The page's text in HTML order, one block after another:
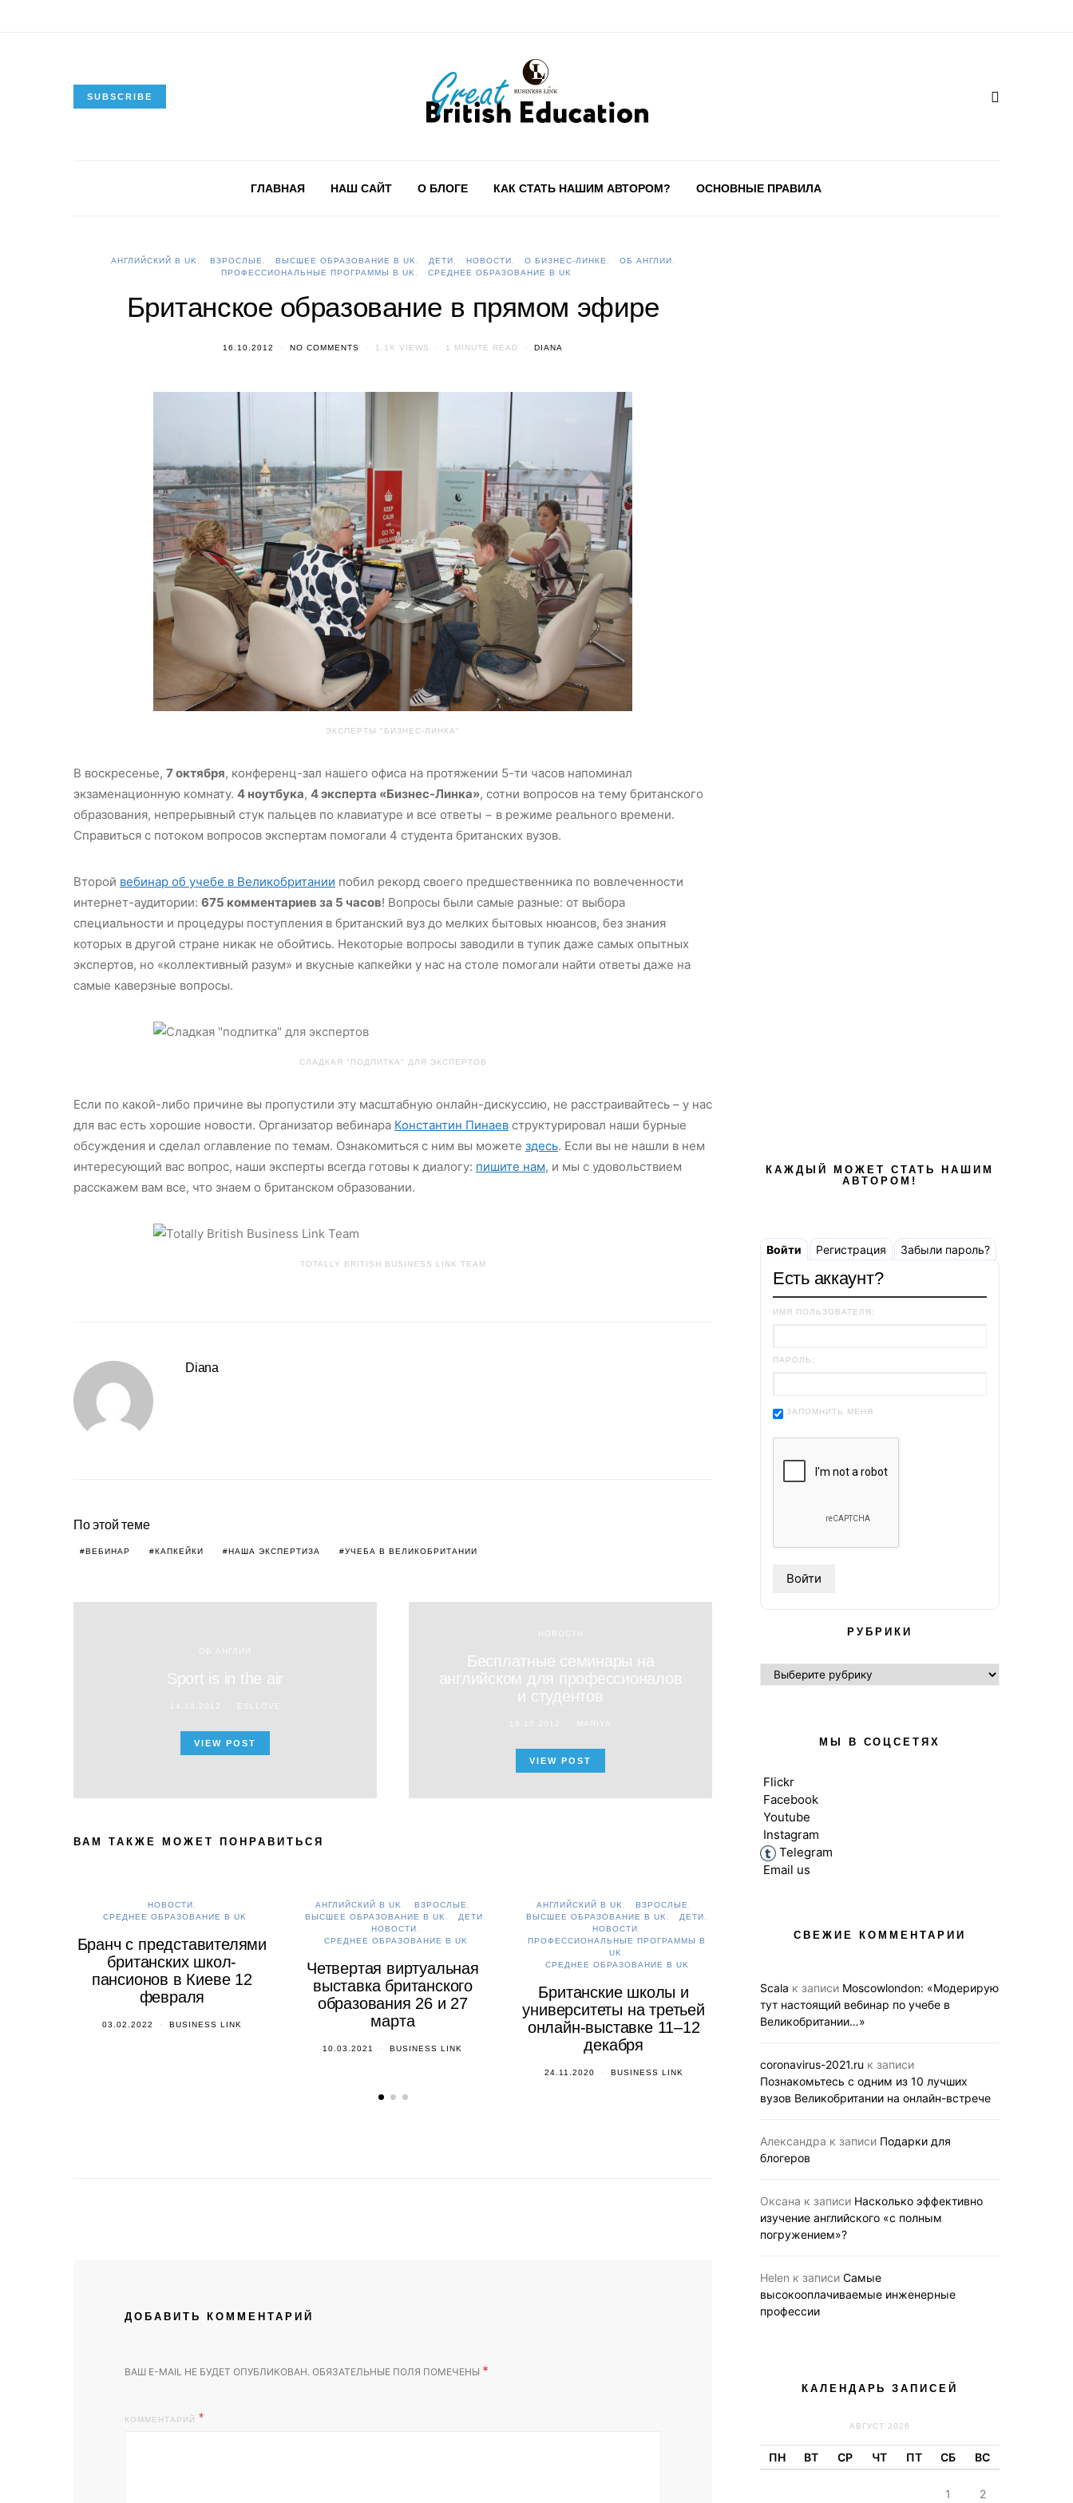
SUBSCRIBE
ГЛАВНАЯ НАШ САЙТ О БЛОГЕ КАК СТАТЬ НАШИМ АВТОРОМ? ОСНОВНЫЕ ПРАВИЛА
АНГЛИЙСКИЙ В UK ВЗРОСЛЫЕ ВЫСШЕЕ ОБРАЗОВАНИЕ В UK ДЕТИ НОВОСТИ О БИЗНЕС-ЛИНКЕ
ОБ АНГЛИИ
ПРОФЕССИОНАЛЬНЫЕ ПРОГРАММЫ В UK
СРЕДНЕЕ ОБРАЗОВАНИЕ В UK
Британское образование в прямом эфире
16.10.2012 NO COMMENTS 1.1K VIEWS 1 MINUTE READ DIANA
ЭКСПЕРТЫ "БИЗНЕС-ЛИНКА"
В воскресенье, 7 октября, конференц-зал нашего офиса на протяжении 5-ти часов напоминал
экзаменационную комнату. 4 ноутбука, 4 эксперта «Бизнес-Линка», сотни вопросов на тему британского
образования, непрерывный стук пальцев по клавиатуре и все ответы − в режиме реального времени.
Справиться с потоком вопросов экспертам помогали 4 студента британских вузов.
Второй вебинар об учебе в Великобритании побил рекорд своего предшественника по вовлеченности
интернет-аудитории: 675 комментариев за 5 часов! Вопросы были самые разные: от выбора
специальности и процедуры поступления в британский вуз до мелких бытовых нюансов, без знания
которых в другой стране никак не обойтись. Некоторые вопросы заводили в тупик даже самых опытных
экспертов, но «коллективный разум» и вкусные капкейки у нас на столе помогали найти ответы даже на
самые каверзные вопросы.
СЛАДКАЯ "ПОДПИТКА" ДЛЯ ЭКСПЕРТОВ
Если по какой-либо причине вы пропустили эту масштабную онлайн-дискуссию, не расстраивайтесь – у нас
для вас есть хорошие новости. Организатор вебинара Константин Пинаев структурировал наши бурные
обсуждения и сделал оглавление по темам. Ознакомиться с ним вы можете здесь. Если вы не нашли в нем
интересующий вас вопрос, наши эксперты всегда готовы к диалогу: пишите нам, и мы с удовольствием
расскажем вам все, что знаем о британском образовании.
TOTALLY BRITISH BUSINESS LINK TEAM
Diana
По этой теме
ВЕБИНАР КАПКЕЙКИ НАША ЭКСПЕРТИЗА УЧЕБА В ВЕЛИКОБРИТАНИИ
ОБ АНГЛИИ
Sport is in the air
14.10.2012 ESLLOVE
VIEW POST
НОВОСТИ
Бесплатные семинары на
английском для профессионалов
и студентов
MARIYA
VIEW POST
ВАМ ТАКЖЕ МОЖЕТ ПОНРАВИТЬСЯ
НОВОСТИ
СРЕДНЕЕ ОБРАЗОВАНИЕ В UK
Бранч с представителями
британских школ-
пансионов в Киеве 12
февраля
03.02.2022 BUSINESS LINK
АНГЛИЙСКИЙ В UK
ВЗРОСЛЫЕ
ВЫСШЕЕ ОБРАЗОВАНИЕ В UK
ДЕТИ
НОВОСТИ
СРЕДНЕЕ ОБРАЗОВАНИЕ В UK
Четвертая виртуальная
выставка британского
образования 26 и 27
марта
10.03.2021 BUSINESS LINK
АНГЛИЙСКИЙ В UK
ВЗРОСЛЫЕ
ВЫСШЕЕ ОБРАЗОВАНИЕ В UK
ДЕТИ
НОВОСТИ
ПРОФЕССИОНАЛЬНЫЕ ПРОГРАММЫ В
UK
СРЕДНЕЕ ОБРАЗОВАНИЕ В UK
Британские школы и
университеты на третьей
онлайн-выставке 11–12
декабря
24.11.2020 BUSINESS LINK
Вебинар 12 ноября для
образование в Лондоне
05.11.2020 BUSINESS LINK
на онлайн-
ДОБАВИТЬ КОММЕНТАРИЙ
ВАШ E-MAIL НЕ БУДЕТ ОПУБЛИКОВАН. ОБЯЗАТЕЛЬНЫЕ ПОЛЯ ПОМЕЧЕНЫ *
КОММЕНТАРИЙ
КАЖДЫЙ МОЖЕТ СТАТЬ НАШИМ
АВТОРОМ!
Войти Регистрация Забыли пароль?
Есть аккаунт?
ИМЯ ПОЛЬЗОВАТЕЛЯ:
ПАРОЛЬ:
ЗАПОМНИТЬ МЕНЯ
РУБРИКИ
РУБРИКИ
МЫ В СОЦСЕТЯХ
Flickr
Facebook
Youtube
Instagram
Telegram
Email us
СВЕЖИЕ КОММЕНТАРИИ
Scala к записи Moscowlondon: «Модерирую
тут настоящий вебинар по учебе в
Великобритании…»
coronavirus-2021.ru к записи
Познакомьтесь с одним из 10 лучших
вузов Великобритании на онлайн-встрече
Александра к записи Подарки для
блогеров
Оксана к записи Насколько эффективно
изучение английского «с полным
погружением»?
Helen к записи Самые
высокооплачиваемые инженерные
профессии
КАЛЕНДАРЬ ЗАПИСЕЙ
АВГУСТ 2026
ПН ВТ СР ЧТ ПТ СБ ВС
1 2